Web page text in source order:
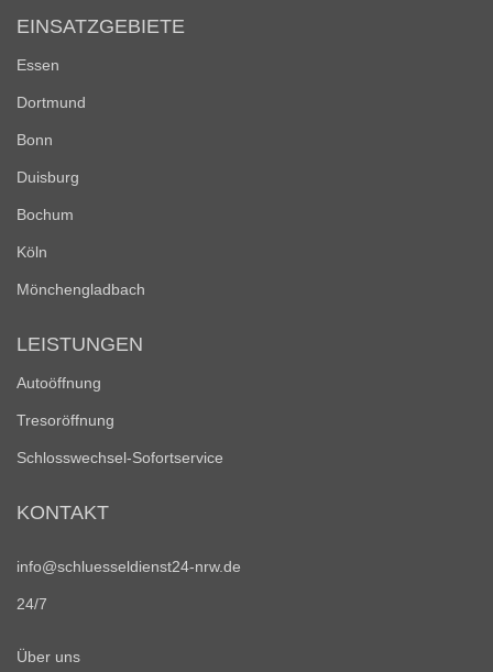
EINSATZGEBIETE
Essen
Dortmund
Bonn
Duisburg
Bochum
Köln
Mönchengladbach
LEISTUNGEN
Autoöffnung
Tresoröffnung
Schlosswechsel-Sofortservice
KONTAKT
info@schluesseldienst24-nrw.de
24/7
Über uns